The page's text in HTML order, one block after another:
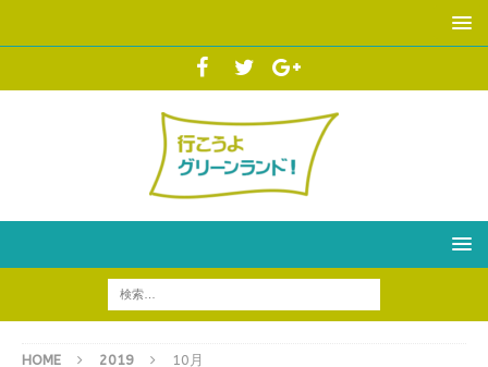
HOME 2019 10月